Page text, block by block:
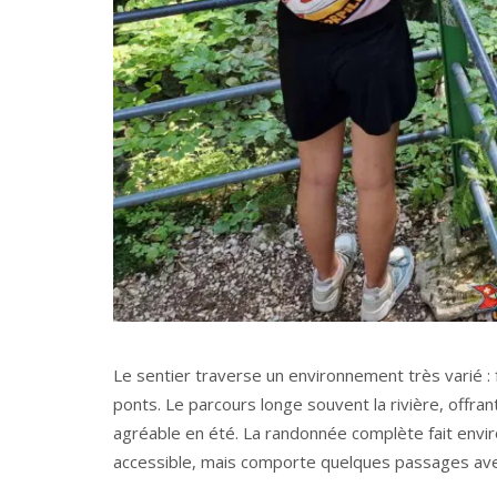
Le sentier traverse un environnement très varié
ponts. Le parcours longe souvent la rivière,
agréable en été. La randonnée complète fait
accessible, mais comporte quelques passages